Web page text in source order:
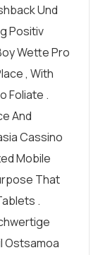
Und
Positiv
Wette Pro
, With
Foliate .
And
Cassino
Mobile
That
.
Ostsamoa